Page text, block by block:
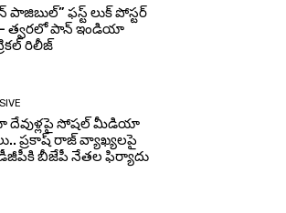
పాజిబుల్” ఫస్ట్ లుక్ పోస్టర్
త్వరలో పాన్ ఇండియా
రిలీజ్
దేవుళ్లపై సోషల్ మీడియా
ప్రకాష్ రాజ్ వ్యాఖ్యలపై
బీజేపీ నేతల ఫిర్యాదు